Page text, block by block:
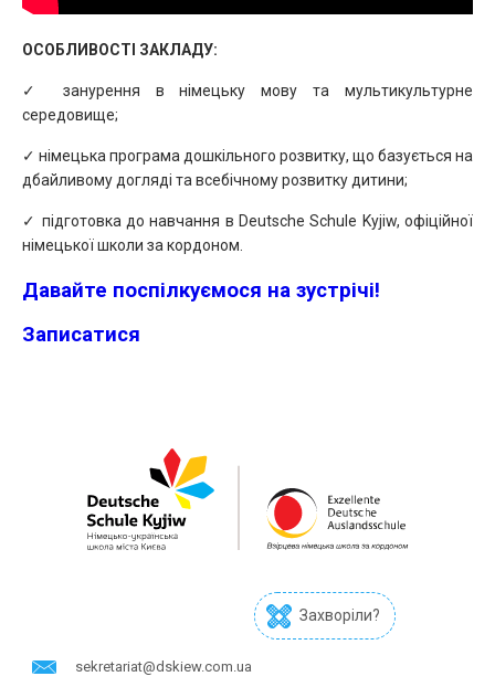
ОСОБЛИВОСТІ ЗАКЛАДУ:
✓ занурення в німецьку мову та мультикультурне
середовище;
✓ німецька програма дошкільного розвитку, що базується на
дбайливому догляді та всебічному розвитку дитини;
✓ підготовка до навчання в Deutsche Schule Kyjiw, офіційної
німецької школи за кордоном.
Давайте поспілкуємося на зустрічі!
Записатися
sekretariat@dskiew.com.ua
Захворіли?